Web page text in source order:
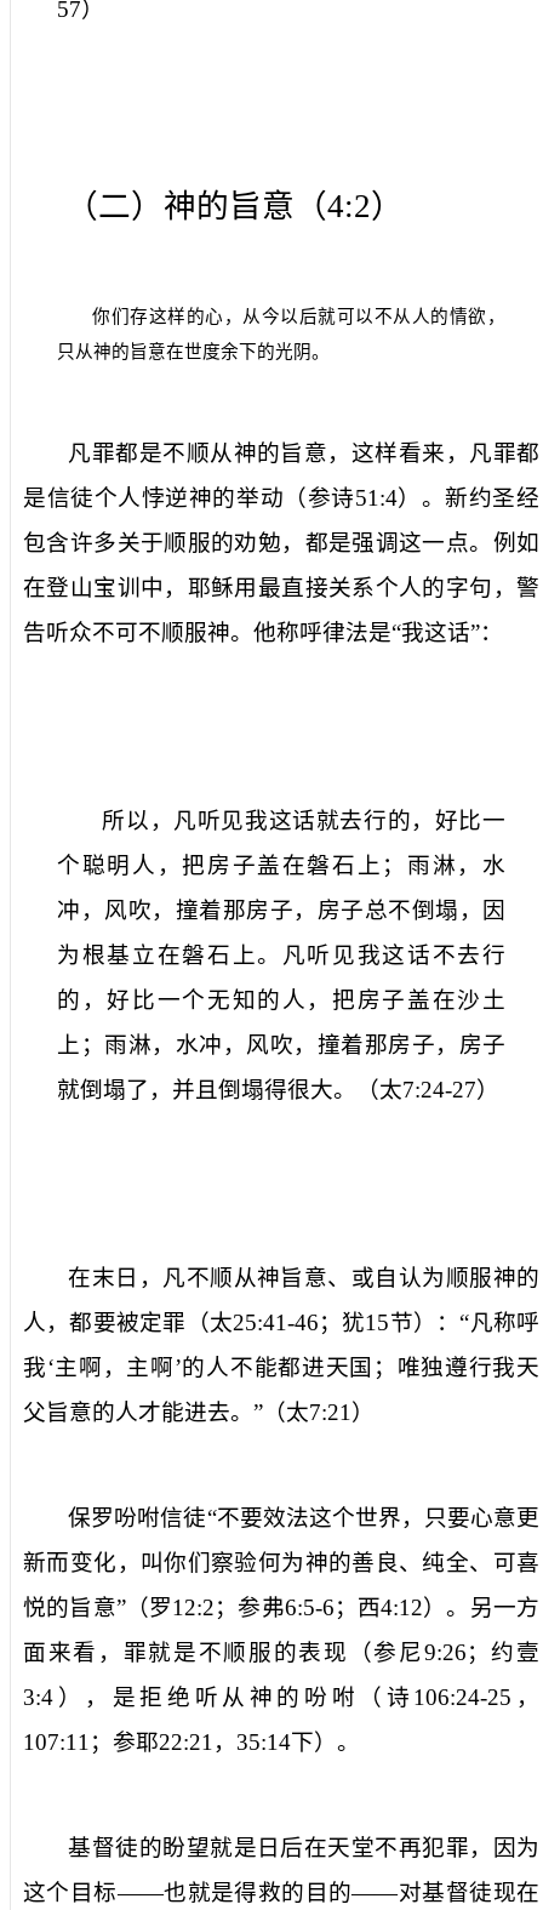
57）
（二）神的旨意（4:2）
你们存这样的心，从今以后就可以不从人的情欲，
只从神的旨意在世度余下的光阴。
凡罪都是不顺从神的旨意，这样看来，凡罪都
是信徒个人悖逆神的举动（参诗51:4）。新约圣经
包含许多关于顺服的劝勉，都是强调这一点。例如
在登山宝训中，耶稣用最直接关系个人的字句，警
告听众不可不顺服神。他称呼律法是“我这话”：
所以，凡听见我这话就去行的，好比一
个聪明人，把房子盖在磐石上；雨淋，水
冲，风吹，撞着那房子，房子总不倒塌，因
为根基立在磐石上。凡听见我这话不去行
的，好比一个无知的人，把房子盖在沙土
上；雨淋，水冲，风吹，撞着那房子，房子
就倒塌了，并且倒塌得很大。（太7:24-27）
在末日，凡不顺从神旨意、或自认为顺服神的
人，都要被定罪（太25:41-46；犹15节）：“凡称呼
我‘主啊，主啊’的人不能都进天国；唯独遵行我天
父旨意的人才能进去。 ”（太7:21 ）
保罗吩咐信徒“不要效法这个世界，只要心意更
新而变化，叫你们察验何为神的善良、纯全、可喜
悦的旨意”（罗12:2；参弗6:5-6；西4:12）。另一方
面来看，罪就是不顺服的表现（参尼9:26；约壹
3:4 ），是拒绝听从神的吩咐（诗 106:24-25 ，
107:11 ；参耶22:21 ， 35:14下）。
基督徒的盼望就是日后在天堂不再犯罪，因为
这个目标——也就是得救的目的——对基督徒现在